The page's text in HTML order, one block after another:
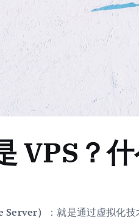
VPS？
）
：就是通过虚拟化